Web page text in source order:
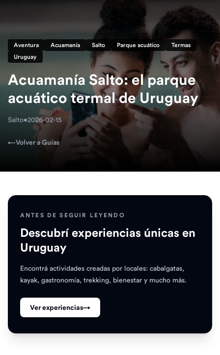
Aventura Acuamanía Salto Parque acuático
Termas
Uruguay
Acuamanía Salto: el parque
acuático termal de Uruguay
Salto•2026-02-15
←Volver a Guías
ANTES DE SEGUIR LEYENDO
Descubrí experiencias únicas en
Uruguay
Encontrá actividades creadas por locales: cabalgatas,
kayak, gastronomía, trekking, bienestar y mucho más.
Ver experiencias→